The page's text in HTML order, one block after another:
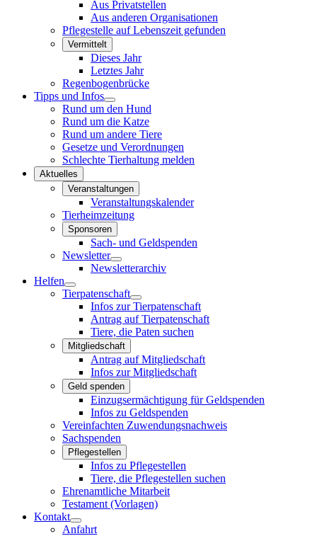
Aus Privatstellen
Aus anderen Organisationen
Pflegestelle auf Lebenszeit gefunden
Vermittelt
Dieses Jahr
Letztes Jahr
Regenbogenbrücke
Tipps und Infos
Rund um den Hund
Rund um die Katze
Rund um andere Tiere
Gesetze und Verordnungen
Schlechte Tierhaltung melden
Aktuelles
Veranstaltungen
Veranstaltungskalender
Tierheimzeitung
Sponsoren
Sach- und Geldspenden
Newsletter
Newsletterarchiv
Helfen
Tierpatenschaft
Infos zur Tierpatenschaft
Antrag auf Tierpatenschaft
Tiere, die Paten suchen
Mitgliedschaft
Antrag auf Mitgliedschaft
Infos zur Mitgliedschaft
Geld spenden
Einzugsermächtigung für Geldspenden
Infos zu Geldspenden
Vereinfachten Zuwendungsnachweis
Sachspenden
Pflegestellen
Infos zu Pflegestellen
Tiere, die Pflegestellen suchen
Ehrenamtliche Mitarbeit
Testament (Vorlagen)
Kontakt
Anfahrt